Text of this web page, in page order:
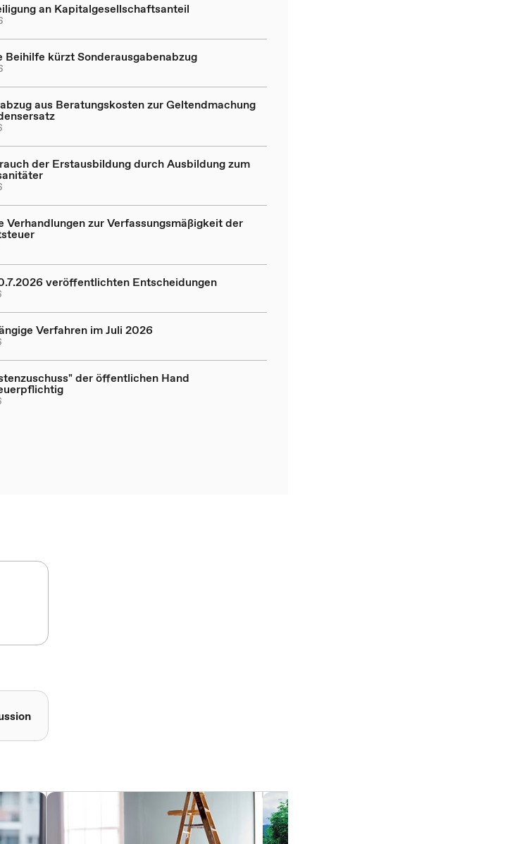
an Kapitalgesellschaftsanteil
Beihilfe kürzt Sonderausgabenabzug
aus Beratungskosten zur Geltendmachung
der Erstausbildung durch Ausbildung zum
Verhandlungen zur Verfassungsmäßigkeit der
veröffentlichten Entscheidungen
Verfahren im Juli 2026
der öffentlichen Hand